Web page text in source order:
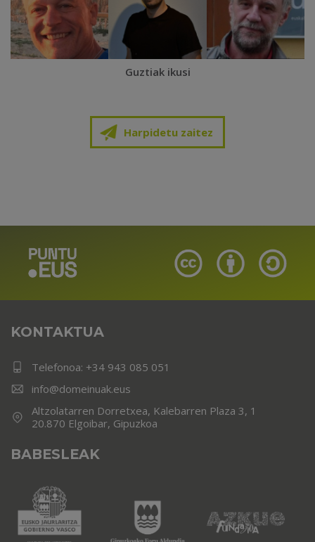
Guztiak ikusi
Harpidetu zaitez
KONTAKTUA
Telefonoa: +34 943 085 051
info@domeinuak.eus
Altzolatarren Dorretxea, Kalebarren Plaza 3, 1
20.870 Elgoibar, Gipuzkoa
BABESLEAK